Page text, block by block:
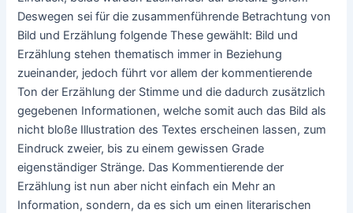
Deswegen sei für die zusammenführende Betrachtung von
Bild und Erzählung folgende These gewählt: Bild und
Erzählung stehen thematisch immer in Beziehung
zueinander, jedoch führt vor allem der kommentierende
Ton der Erzählung der Stimme und die dadurch zusätzlich
gegebenen Informationen, welche somit auch das Bild als
nicht bloße Illustration des Textes erscheinen lassen, zum
Eindruck zweier, bis zu einem gewissen Grade
eigenständiger Stränge. Das Kommentierende der
Erzählung ist nun aber nicht einfach ein Mehr an
Information, sondern, da es sich um einen literarischen